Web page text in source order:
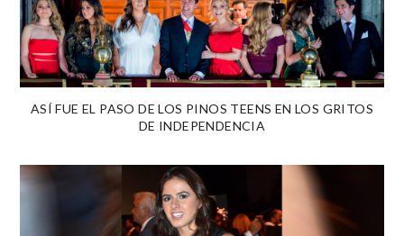
ASÍ FUE EL PASO DE LOS PINOS TEENS EN LOS GRITOS
DE INDEPENDENCIA